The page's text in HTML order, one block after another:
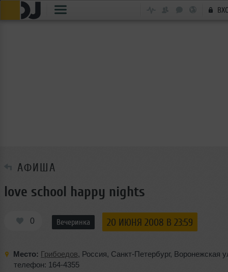
АФИША
love school happy nights
0 Вечеринка 20 ИЮНЯ 2008 В 23:59
Место: Грибоедов, Россия, Санкт-Петербург, Воронежская
телефон: 164-4355